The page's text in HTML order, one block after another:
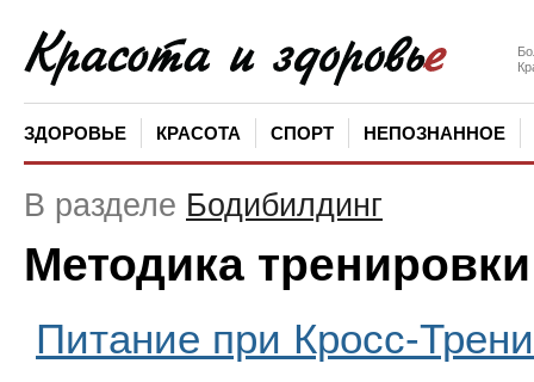
ЗДОРОВЬЕ КРАСОТА СПОРТ НЕПОЗНАННОЕ
В разделе Бодибилдинг
Методика тренировки
Питание при Кросс-